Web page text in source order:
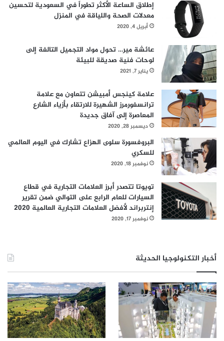
إطلاق الساعة الأكثر تطوراً في السعودية لتحسين
معدلات الصحة واللياقة في المنزل
أبريل 4, 2020
عائشة مير… تحول مواد التجميل التالفة إلى
لوحات فنية صديقة للبيئة
يناير 7, 2021
علامة كينجس أمبيشن تتعاون مع علامة
ترانسفورمرز الشهيرة للارتقاء بأزياء الشارع
المعاصرة إلى آفاق جديدة
ديسمبر 28, 2020
البروفسورة سلوى الهزاع تشارك في اليوم العالمي
للسكري
نوفمبر 18, 2020
تويوتا تتصدر أبرز العلامات التجارية في قطاع
السيارات للعام الرابع على التوالي ضمن تقرير
إنتربراند لأفضل العلامات التجارية العالمية 2020
نوفمبر 17, 2020
أخبار التكنولوجيا الحديثة